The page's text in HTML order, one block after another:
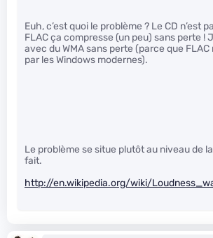
Euh, c’est quoi le problème ? Le CD n’est
FLAC ça compresse (un peu) sans perte !
avec du WMA sans perte (parce que FLAC
par les Windows modernes).
Le problème se situe plutôt au niveau de
fait.
http://en.wikipedia.org/wiki/